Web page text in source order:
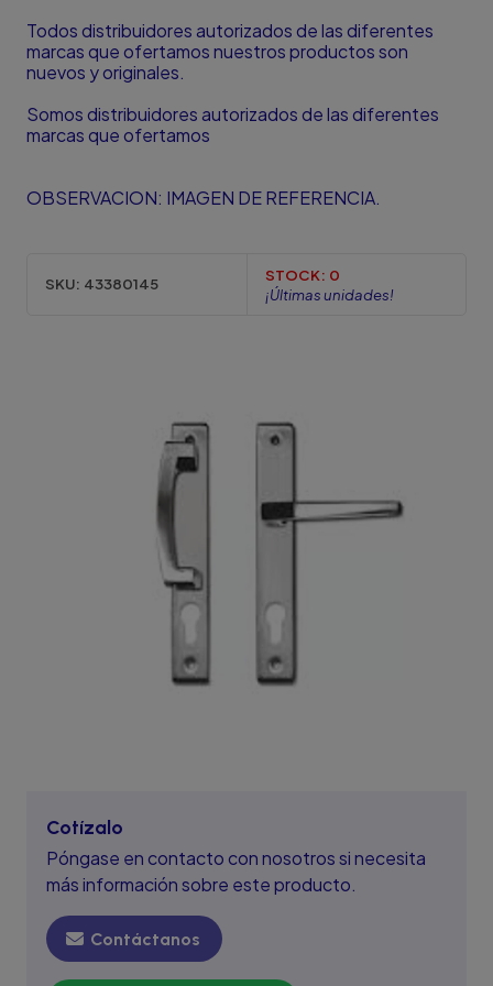
Todos distribuidores autorizados de las diferentes
marcas que ofertamos nuestros productos son
nuevos y originales.
Somos distribuidores autorizados de las diferentes
marcas que ofertamos
OBSERVACION: IMAGEN DE REFERENCIA.
SKU: 43380145 STOCK: 0
¡Últimas unidades!
Cotízalo
Póngase en contacto con nosotros si necesita
más información sobre este producto.
Contáctanos